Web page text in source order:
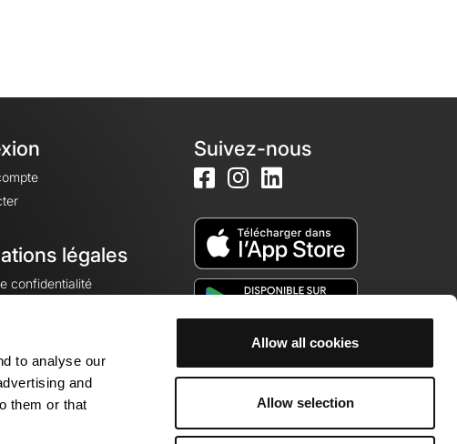
to analyse our
and
them or that
Allow all cookies
Allow selection
légales
confidentialité
des cookies
Suivez-nous